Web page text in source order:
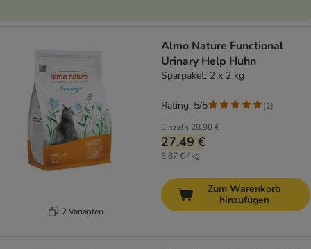
2 Varianten
Almo Nature Functional
Urinary Help Huhn
Sparpaket: 2 x 2 kg
Einzeln 28,98 €
27,49 €
6,87 € / kg
Rating: 5/5 (1)
Zum Warenkorb
hinzufügen